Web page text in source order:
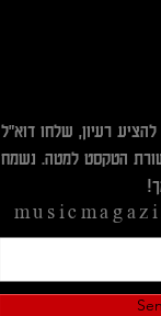
רעיון, שלחו דוא"ל
הטקסט למטה. נשמח